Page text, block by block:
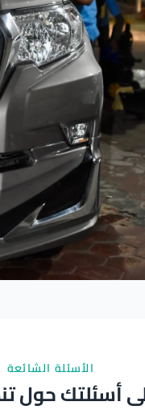
الأسئلة الشائعة
أسئلتك حول